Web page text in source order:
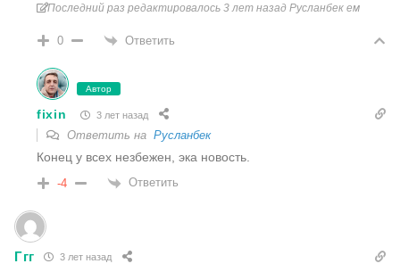
Последний раз редактировалось 3 лет назад Русланбек ем
0 Ответить
Автор
fixin 3 лет назад
Ответить на Русланбек
Конец у всех незбежен, эка новость.
-4 Ответить
Ггг 3 лет назад